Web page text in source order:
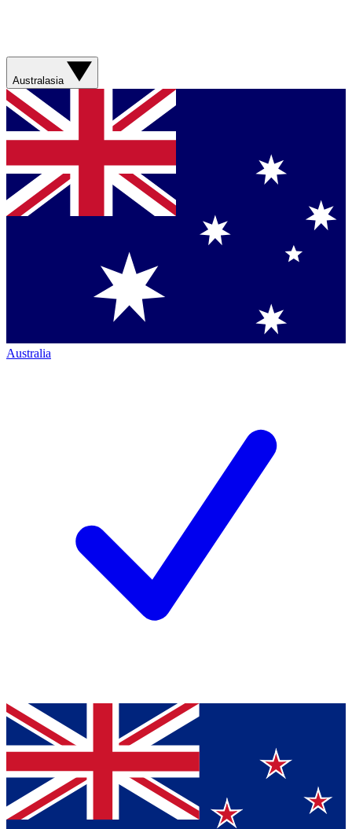
Australasia
Australia